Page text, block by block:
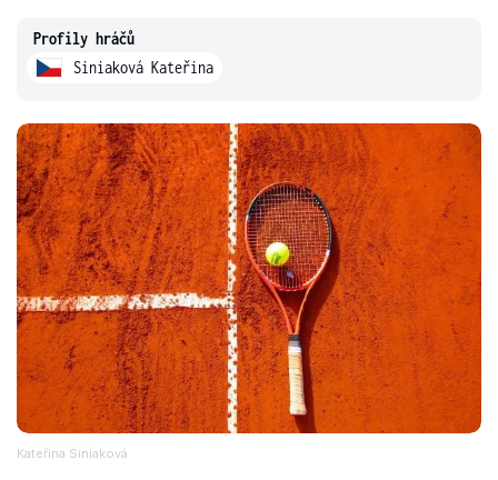
Profily hráčů
Siniaková Kateřina
Kateřina Siniaková